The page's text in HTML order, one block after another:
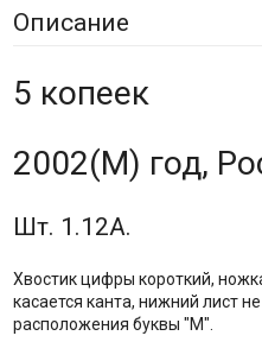
Описание
5 копеек
2002(М) год,
Шт. 1.12А.
Хвостик цифры короткий,
касается канта, нижний лист
расположения буквы "М".